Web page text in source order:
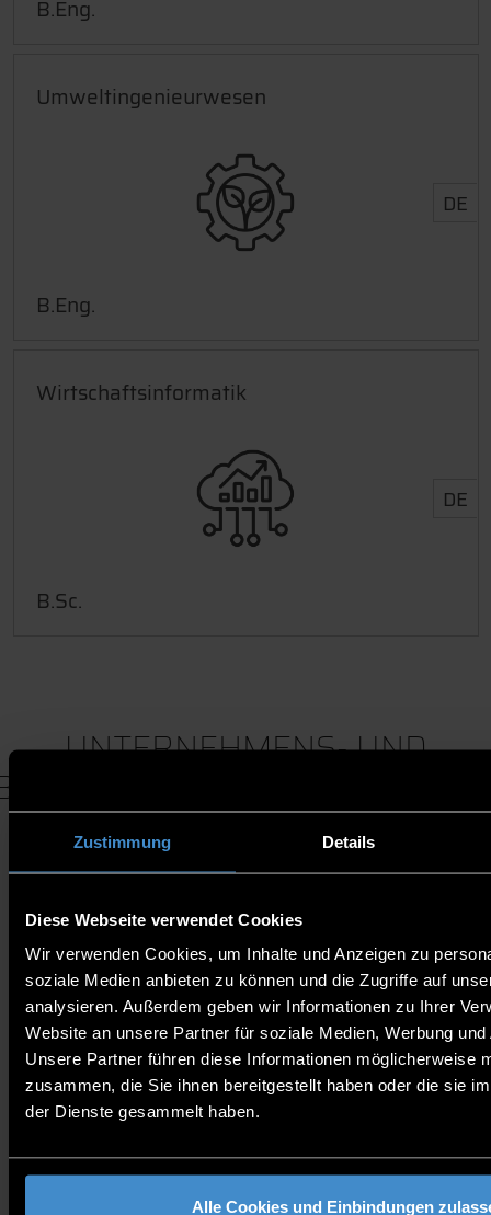
Zustimmung Details
Diese Webseite verwendet Cookies
Wir verwenden Cookies, um Inhalte und Anzeigen zu
soziale Medien anbieten zu können und die Zugriffe auf
analysieren. Außerdem geben wir Informationen zu Ihrer
Website an unsere Partner für soziale Medien, Werbung
Unsere Partner führen diese Informationen möglicherweise
zusammen, die Sie ihnen bereitgestellt haben oder die sie
der Dienste gesammelt haben.
Alle Cookies und Einbindungen
B.Eng.
Umweltingenieurwesen
DE
B.Eng.
Wirtschaftsinformatik
DE
B.Sc.
UNTERNEHMENS- UND
Für eine Kooperation im dualen Studium müssen die
Unternehmen einen Kooperationsvertrag mit der
Hochschule abschließen. Es gelten in jedem
Studiengang diePraxissemesterrichtlinienmit den
Informationen zu den Tätigkeitsfeldern.
Eigeninitiative bei den Unternehmen ihrer Wahl -
unabhängig der unten stehenden Liste - für ein